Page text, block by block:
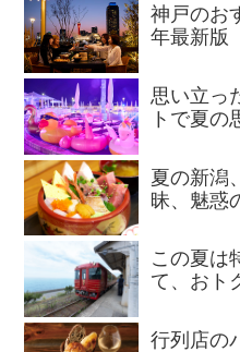
神戸のお
年最新版
思い立っ
トで夏の
夏の新潟
昧、魅惑
この夏は
て、おト
行列店の